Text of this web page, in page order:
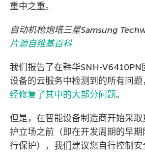
重中之重。
自动机枪炮塔三星Samsung
片源自维基百科
我们报告了在韩华SNH-V6410PN
设备的云服务中检测到的所有问
经修复了其中的大部分问题。
但是，在智能设备制造商开始采
护立场之前（即在开发周期的早
行保护），我们建议您自行控制安